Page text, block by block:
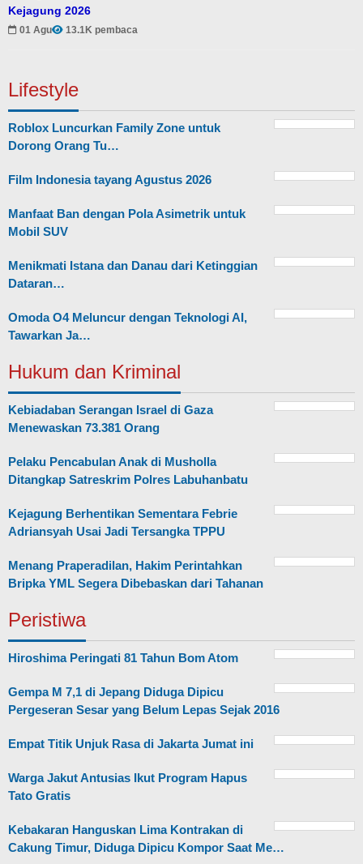
Kejagung 2026
01 Agu 13.1K pembaca
Lifestyle
Roblox Luncurkan Family Zone untuk
Dorong Orang Tu…
Film Indonesia tayang Agustus 2026
Manfaat Ban dengan Pola Asimetrik untuk
Mobil SUV
Menikmati Istana dan Danau dari Ketinggian
Dataran…
Omoda O4 Meluncur dengan Teknologi AI,
Tawarkan Ja…
Hukum dan Kriminal
Kebiadaban Serangan Israel di Gaza
Menewaskan 73.381 Orang
Pelaku Pencabulan Anak di Musholla
Ditangkap Satreskrim Polres Labuhanbatu
Kejagung Berhentikan Sementara Febrie
Adriansyah Usai Jadi Tersangka TPPU
Menang Praperadilan, Hakim Perintahkan
Bripka YML Segera Dibebaskan dari Tahanan
Peristiwa
Hiroshima Peringati 81 Tahun Bom Atom
Gempa M 7,1 di Jepang Diduga Dipicu
Pergeseran Sesar yang Belum Lepas Sejak 2016
Empat Titik Unjuk Rasa di Jakarta Jumat ini
Warga Jakut Antusias Ikut Program Hapus
Tato Gratis
Kebakaran Hanguskan Lima Kontrakan di
Cakung Timur, Diduga Dipicu Kompor Saat Me…